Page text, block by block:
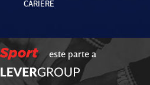
CARIERE
este parte a